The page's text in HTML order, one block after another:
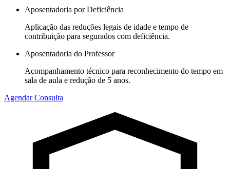
Aposentadoria por Deficiência
Aplicação das reduções legais de idade e tempo de
contribuição para segurados com deficiência.
Aposentadoria do Professor
Acompanhamento técnico para reconhecimento do tempo em
sala de aula e redução de 5 anos.
Agendar Consulta